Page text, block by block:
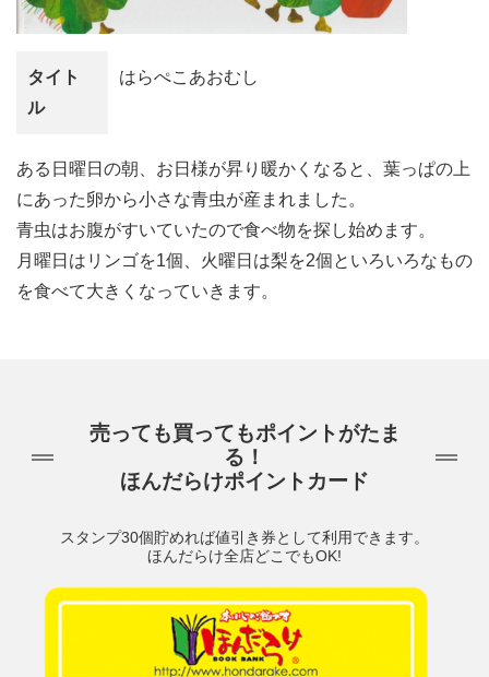
タイト
ル
はらぺこあおむし
ある日曜日の朝、お日様が昇り暖かくなると、葉っぱの上
にあった卵から小さな青虫が産まれました。
青虫はお腹がすいていたので食べ物を探し始めます。
月曜日はリンゴを1個、火曜日は梨を2個といろいろなもの
を食べて大きくなっていきます。
売っても買ってもポイントがたま
る！
ほんだらけポイントカード
スタンプ30個貯めれば値引き券として利用できます。
ほんだらけ全店どこでもOK!